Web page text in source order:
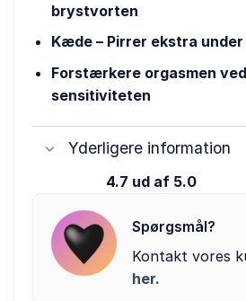
brystvorten
Kæde – Pirrer ekstra
Forstærkere orgasmen
sensitiviteten
Yderligere information
4.7 ud af 5.0
Spørgsmål?
Kontakt vores
her.